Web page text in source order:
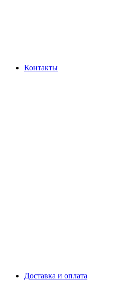
Контакты
Доставка и оплата